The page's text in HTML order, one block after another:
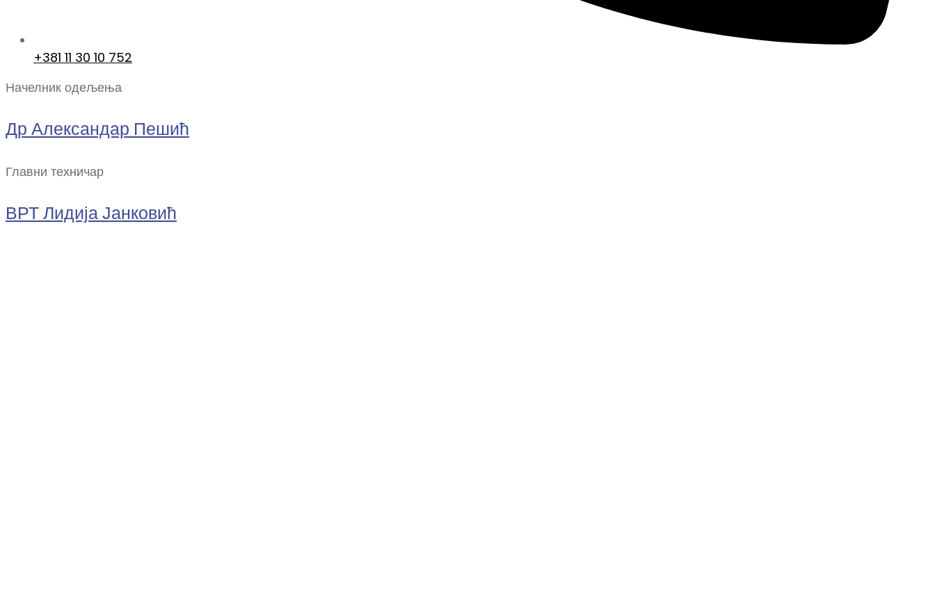
+381 11 30 10 752
Начелник одељења
Др Александар Пешић
Главни техничар
ВРТ Лидија Јанковић